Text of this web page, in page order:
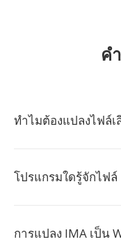
ค
ทำไมต้องแปลงไฟล์เ
โปรแกรมใดรู้จักไฟล์
การแปลง IMA เป็น